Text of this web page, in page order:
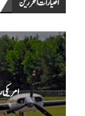
اختيارات المحررين